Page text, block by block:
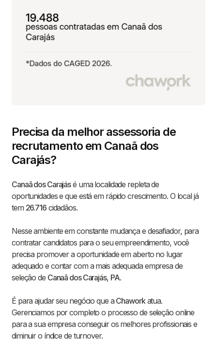
Precisa da melhor assessoria de
recrutamento em Canaã dos
Carajás?
Canaã dos Carajásé uma localidade repleta de
oportunidades e que está em rápido crescimento. O local já
tem 26.716cidadãos.
Nesse ambiente em constante mudança e desafiador, para
contratar candidatos para o seu empreendimento, você
precisa promover a oportunidade em aberto no lugar
adequado e contar com a mais adequada empresa de
seleção de Canaã dos Carajás, PA.
É para ajudar seu negócio que a Chaworkatua.
Gerenciamos por completo o processo de seleção online
para a sua empresa conseguir os melhores profissionais e
diminuir o índice de turnover.